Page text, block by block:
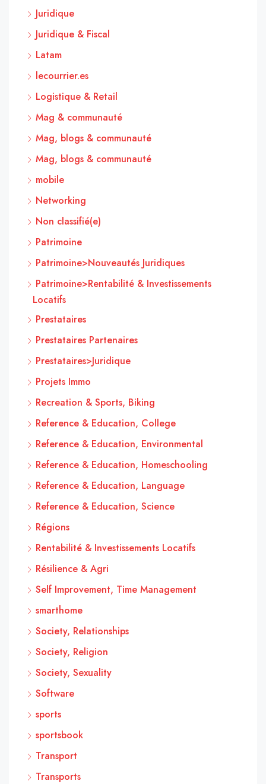
Juridique
Juridique & Fiscal
Latam
lecourrier.es
Logistique & Retail
Mag & communauté
Mag, blogs & communauté
Mag, blogs & communauté
mobile
Networking
Non classifié(e)
Patrimoine
Patrimoine>Nouveautés Juridiques
Patrimoine>Rentabilité & Investissements
Locatifs
Prestataires
Prestataires Partenaires
Prestataires>Juridique
Projets Immo
Recreation & Sports, Biking
Reference & Education, College
Reference & Education, Environmental
Reference & Education, Homeschooling
Reference & Education, Language
Reference & Education, Science
Régions
Rentabilité & Investissements Locatifs
Résilience & Agri
Self Improvement, Time Management
smarthome
Society, Relationships
Society, Religion
Society, Sexuality
Software
sports
sportsbook
Transport
Transports